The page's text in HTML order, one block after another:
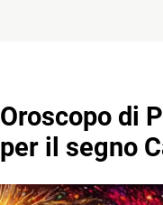
Oroscopo di
per il segno